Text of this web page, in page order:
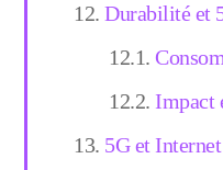
Durabilité et
Impact
5G et